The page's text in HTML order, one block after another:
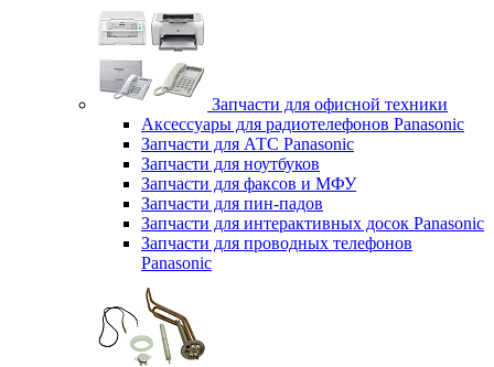
Запчасти для офисной техники
Аксессуары для радиотелефонов Panasonic
Запчасти для АТС Panasonic
Запчасти для ноутбуков
Запчасти для факсов и МФУ
Запчасти для пин-падов
Запчасти для интерактивных досок Panasonic
Запчасти для проводных телефонов
Panasonic